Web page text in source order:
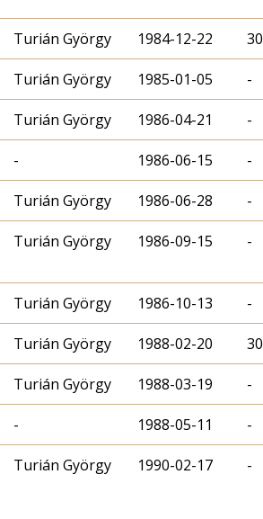
Turián György 1984-12-22 30
Turián György 1985-01-05 -
Turián György 1986-04-21 -
- 1986-06-15 -
Turián György 1986-06-28 -
Turián György 1986-09-15 -
Turián György 1986-10-13 -
Turián György 1988-02-20 30
Turián György 1988-03-19 -
- 1988-05-11 -
Turián György 1990-02-17 -